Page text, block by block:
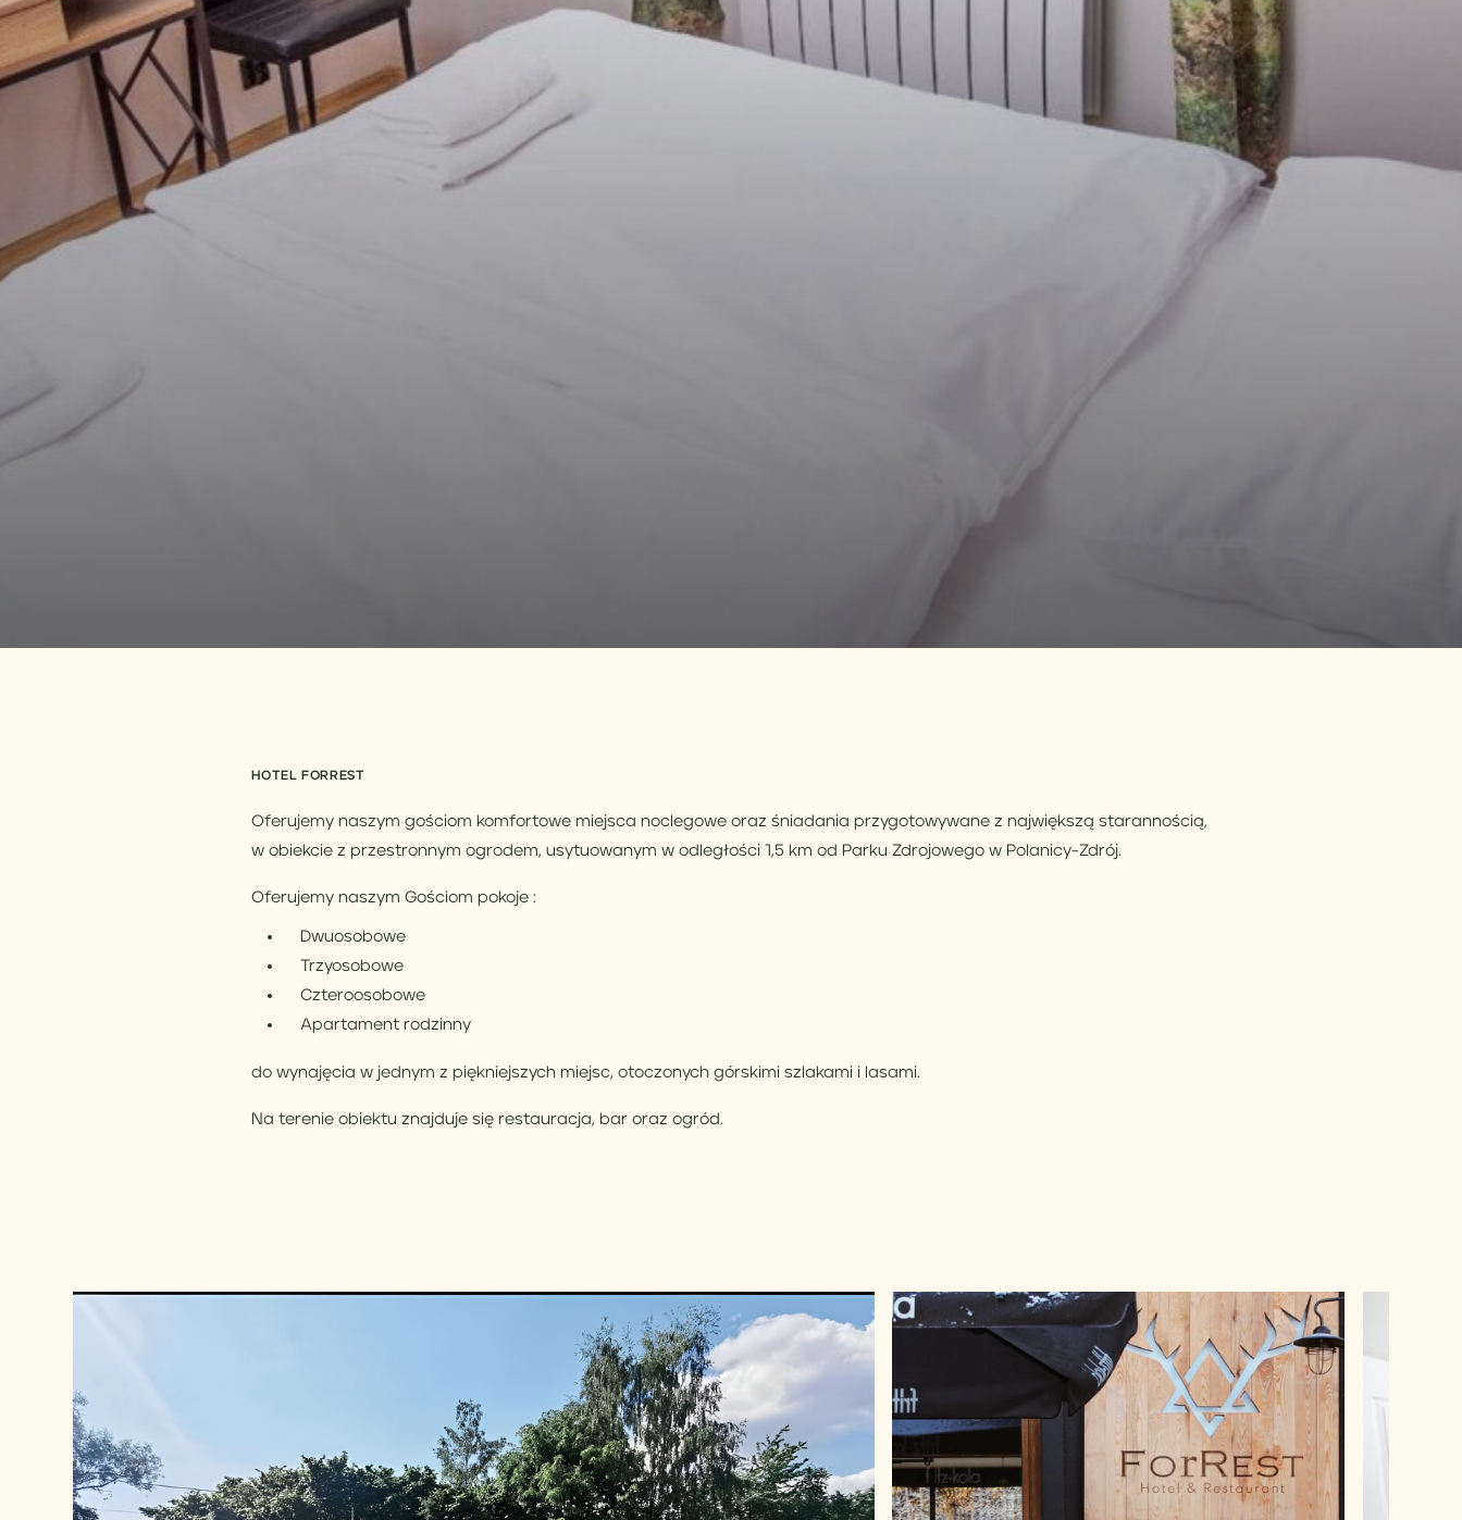
HOTEL FORREST
Oferujemy naszym gościom komfortowe miejsca noclegowe oraz śniadania przygotowywane z największą starannością,
w obiekcie z przestronnym ogrodem, usytuowanym w odległości 1,5 km od Parku Zdrojowego w Polanicy-Zdrój.
Oferujemy naszym Gościom pokoje :
Dwuosobowe
Trzyosobowe
Czteroosobowe
Apartament rodzinny
do wynajęcia w jednym z piękniejszych miejsc, otoczonych górskimi szlakami i lasami.
Na terenie obiektu znajduje się restauracja, bar oraz ogród.